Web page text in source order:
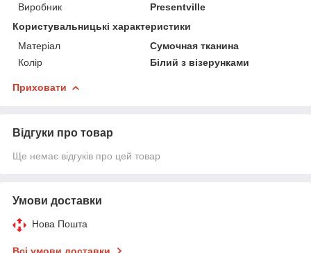
Виробник
Presentville
Користувальницькі характеристики
Матеріал
Сумочная тканина
Колір
Білий з візерунками
Приховати
Відгуки про товар
Ще немає відгуків про цей товар
Умови доставки
Нова Пошта
Всі умови доставки